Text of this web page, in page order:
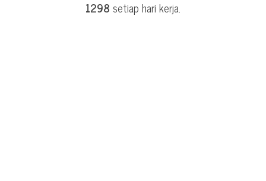
1298 setiap hari kerja.